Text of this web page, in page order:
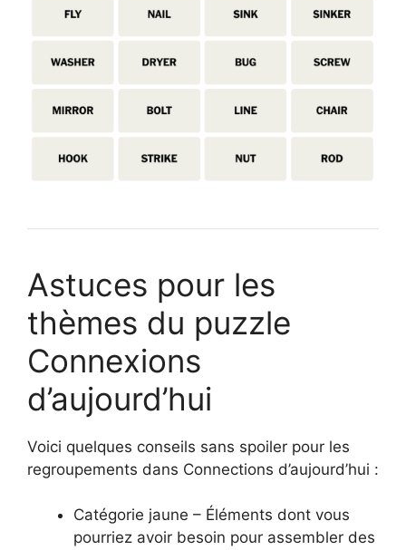
Astuces pour les
thèmes du puzzle
Connexions
d’aujourd’hui
Voici quelques conseils sans spoiler pour les
regroupements dans Connections d’aujourd’hui :
Catégorie jaune – Éléments dont vous
pourriez avoir besoin pour assembler des